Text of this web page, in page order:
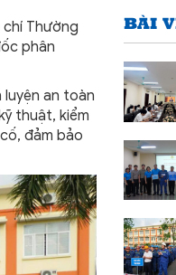
Thường
phân
an toàn
thuật, kiểm
đảm bảo
BÀI